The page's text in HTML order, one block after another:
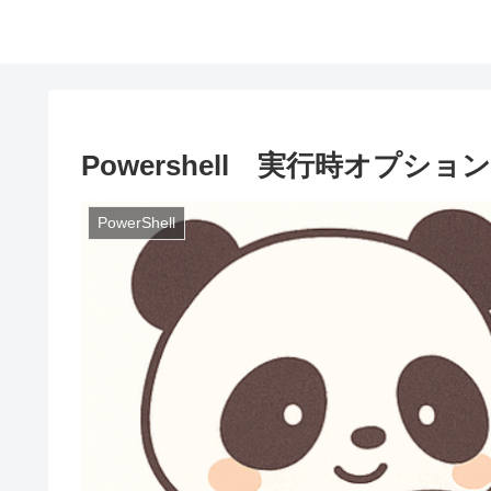
Powershell 実行時オプショ
PowerShell